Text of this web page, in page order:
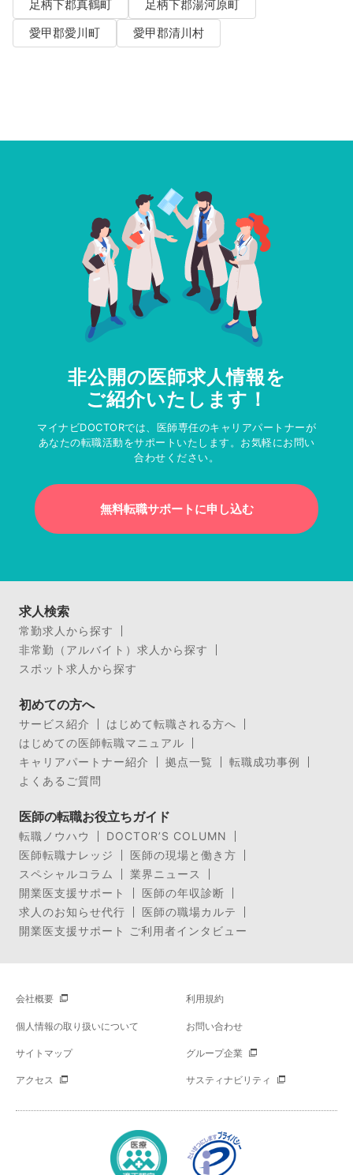
足柄下郡真鶴町
足柄下郡湯河原町
愛甲郡愛川町
愛甲郡清川村
非公開の医師求人情報を
ご紹介いたします！
マイナビDOCTORでは、医師専任のキャリアパートナーが
あなたの転職活動をサポートいたします。お気軽にお問い
合わせください。
無料転職サポートに申し込む
求人検索
常勤求人から探す
非常勤（アルバイト）求人から探す
スポット求人から探す
初めての方へ
サービス紹介
はじめて転職される方へ
はじめての医師転職マニュアル
キャリアパートナー紹介
拠点一覧
転職成功事例
よくあるご質問
医師の転職お役立ちガイド
転職ノウハウ
DOCTOR’S COLUMN
医師転職ナレッジ
医師の現場と働き方
スペシャルコラム
業界ニュース
開業医支援サポート
医師の年収診断
求人のお知らせ代行
医師の職場カルテ
開業医支援サポート ご利用者インタビュー
会社概要 利用規約
個人情報の取り扱いについて お問い合わせ
サイトマップ グループ企業
アクセス サスティナビリティ